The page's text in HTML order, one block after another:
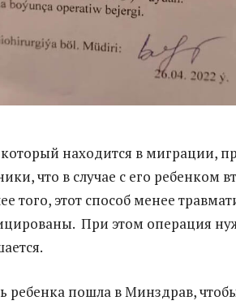
находится в миграции,
что в случае с его ребенком
того, этот способ менее
При этом операция
ребенка пошла в Минздрав,